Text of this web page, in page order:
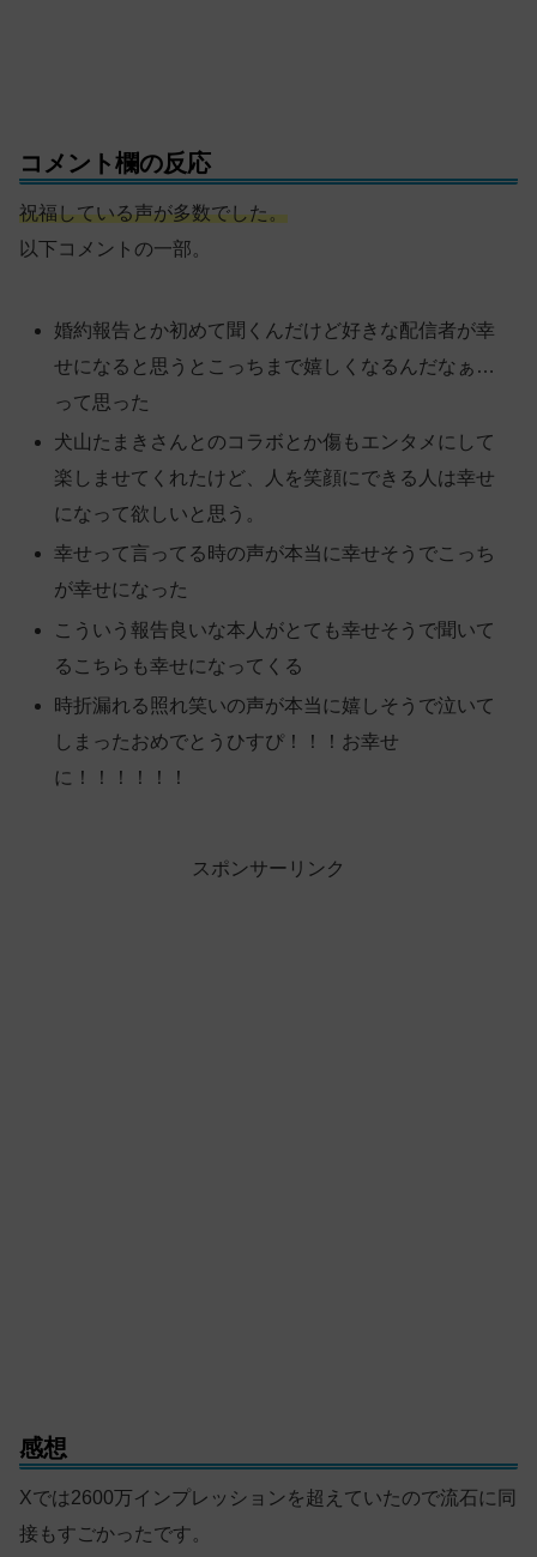
コメント欄の反応
祝福している声が多数でした。
以下コメントの一部。
婚約報告とか初めて聞くんだけど好きな配信者が幸
せになると思うとこっちまで嬉しくなるんだなぁ…
って思った
犬山たまきさんとのコラボとか傷もエンタメにして
楽しませてくれたけど、人を笑顔にできる人は幸せ
になって欲しいと思う。
幸せって言ってる時の声が本当に幸せそうでこっち
が幸せになった
こういう報告良いな本人がとても幸せそうで聞いて
るこちらも幸せになってくる
時折漏れる照れ笑いの声が本当に嬉しそうで泣いて
しまったおめでとうひすぴ！！！お幸せ
に！！！！！！
スポンサーリンク
感想
Xでは2600万インプレッションを超えていたので流石に同
接もすごかったです。